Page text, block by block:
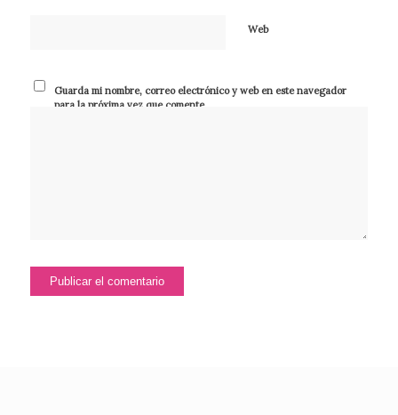
Web
Guarda mi nombre, correo electrónico y web en este navegador
para la próxima vez que comente.